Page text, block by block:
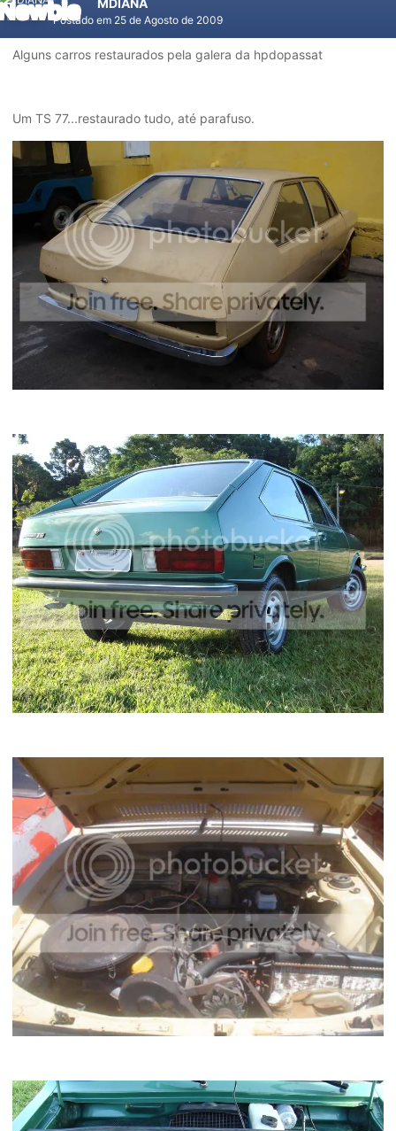
MDIANA
Postado em 25 de Agosto de 2009
Alguns carros restaurados pela galera da hpdopassat
Um TS 77...restaurado tudo, até parafuso.